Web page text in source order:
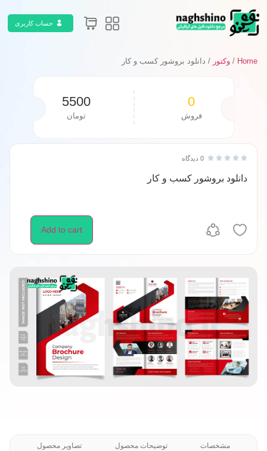
حساب کاربری
Home
/ وکتور / دانلود بروشور کسب و کار
0
فروش
5500
تومان




 0 دیدگاه
دانلود بروشور کسب و کار
Add to cart
مشخصات توضیحات محصول
تصاویر محصول